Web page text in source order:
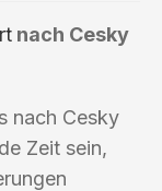
nach Cesky
nach Cesky
Zeit sein,